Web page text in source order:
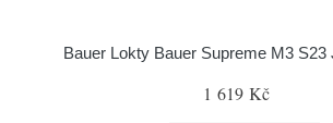
Bauer Lokty Bauer Supreme M3 S23
1 619 Kč